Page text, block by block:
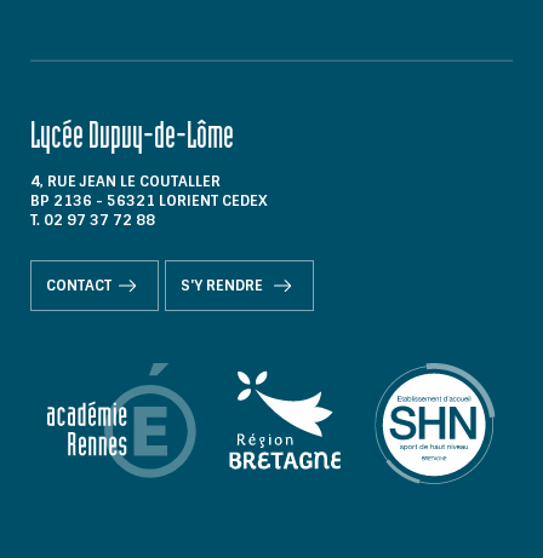
Lycée Dupuy-de-Lôme
4, RUE JEAN LE COUTALLER
BP 2136 - 56321 LORIENT CEDEX
T. 02 97 37 72 88
CONTACT S'Y RENDRE